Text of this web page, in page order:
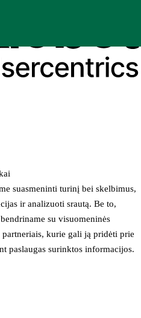
suasmeninti turinį bei skelbimus,
ir analizuoti srautą. Be to,
su visuomeninės
kurie gali ją pridėti prie
paslaugas surinktos informacijos.